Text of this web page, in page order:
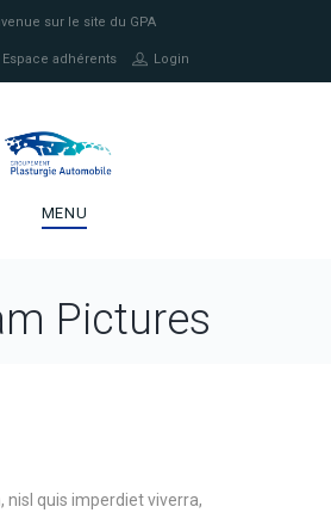
sur le site du GPA
Espace adhérents Login
MENU
Pictures
nisl quis imperdiet viverra,